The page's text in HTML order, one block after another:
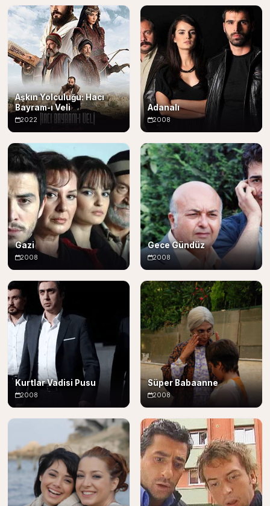
Aşkın Yolculuğu: Hacı
Bayram-ı Veli
2022
Adanalı
2008
Gazi
2008
Gece Gündüz
2008
Kurtlar Vadisi Pusu
2008
Süper Babaanne
2008